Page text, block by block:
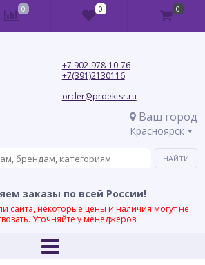
+7 902-978-10-76
+7(391)2130116
order@proektsr.ru
Ваш город
Красноярск
заказы по всей России!
сайта, некоторые цены и наличия могут не
Уточняйте у менеджеров.
0 0 0